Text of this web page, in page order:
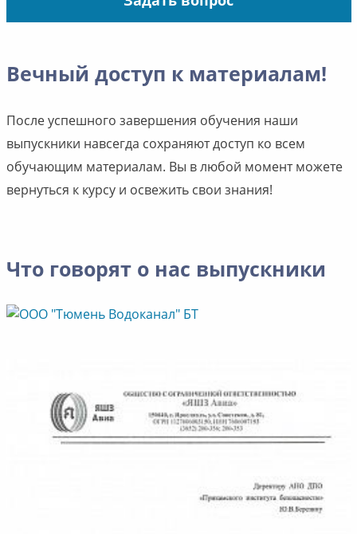
Вечный доступ к материалам!
После успешного завершения обучения наши
выпускники навсегда сохраняют доступ ко всем
обучающим материалам. Вы в любой момент можете
вернуться к курсу и освежить свои знания!
Что говорят о нас выпускники